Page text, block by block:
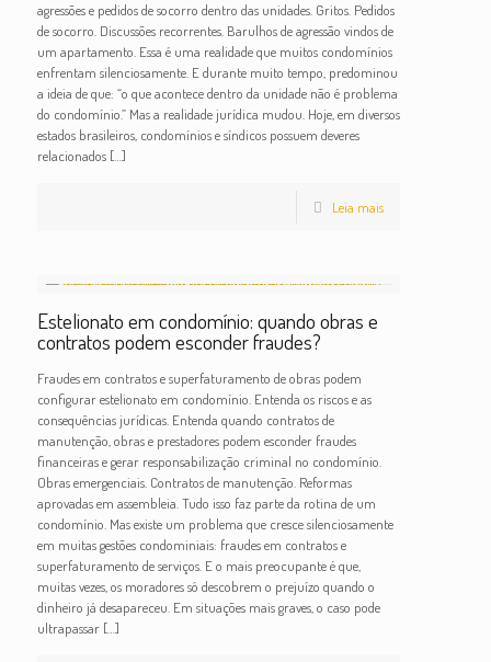
agressões e pedidos de socorro dentro das unidades. Gritos. Pedidos
de socorro. Discussões recorrentes. Barulhos de agressão vindos de
um apartamento. Essa é uma realidade que muitos condomínios
enfrentam silenciosamente. E durante muito tempo, predominou
a ideia de que: “o que acontece dentro da unidade não é problema
do condomínio.” Mas a realidade jurídica mudou. Hoje, em diversos
estados brasileiros, condomínios e síndicos possuem deveres
relacionados[…]
Leia mais
Estelionato em condomínio: quando obras e
contratos podem esconder fraudes?
Fraudes em contratos e superfaturamento de obras podem
configurar estelionato em condomínio. Entenda os riscos e as
consequências jurídicas. Entenda quando contratos de
manutenção, obras e prestadores podem esconder fraudes
financeiras e gerar responsabilização criminal no condomínio.
Obras emergenciais. Contratos de manutenção. Reformas
aprovadas em assembleia. Tudo isso faz parte da rotina de um
condomínio. Mas existe um problema que cresce silenciosamente
em muitas gestões condominiais: fraudes em contratos e
superfaturamento de serviços. E o mais preocupante é que,
muitas vezes, os moradores só descobrem o prejuízo quando o
dinheiro já desapareceu. Em situações mais graves, o caso pode
ultrapassar[…]